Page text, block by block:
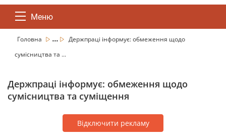
Меню
Головна ...
Держпраці інформує: обмеження щодо
сумісництва та ...
Держпраці інформує: обмеження щодо
сумісництва та суміщення
Відключити рекламу